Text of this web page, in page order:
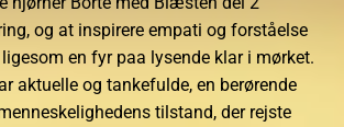
og at inspirere empati og forståelse
en fyr paa lysende klar i mørket.
aktuelle og tankefulde, en berørende
tilstand, der rejste